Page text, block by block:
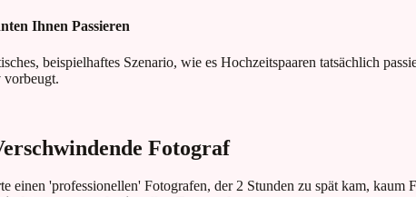
Ihnen Passieren
beispielhaftes Szenario, wie es Hochzeitspaaren tatsächlich
Fotograf
einen 'professionellen' Fotografen, der 2 Stunden zu spät kam, kaum